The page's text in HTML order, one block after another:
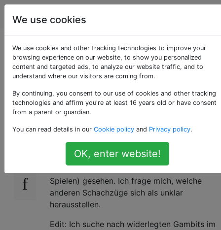
Schach
Welche Beweise für
widerlegte
Schachzüge gibt es?
20 Ich bin vor einiger Zeit über diesen Artikel
gestolpert und habe auch Widerlegungen für
das Muzio Gambit (Joseph Kling & Bernard
Horwitz - Schachstudien über das Ende von
Spielen) gesehen. Ich frage mich, welche
anderen Schachzüge sich als unklar
herausstellen.
Edit: Ich suche nach widerlegten Gambits im
We use cookies
We use cookies and other tracking technologies to improve your
browsing experience on our website, to show you personalized
content and targeted ads, to analyze our website traffic, and to
understand where our visitors are coming from.
By continuing, you consent to our use of cookies and other tracking
technologies and affirm you're at least 16 years old or have consent
from a parent or guardian.
You can read details in our Cookie policy and Privacy policy.
OK, enter website!